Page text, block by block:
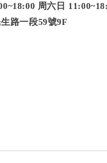
周六日
路一段59號9F